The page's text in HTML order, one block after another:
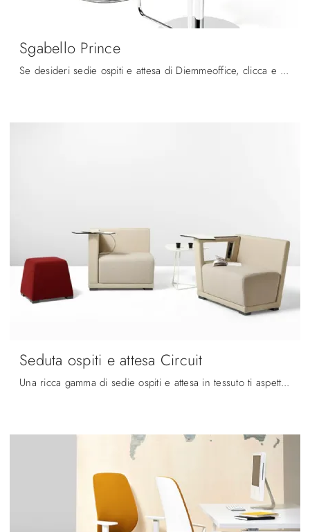
Sgabello Prince
Se desideri sedie ospiti e attesa di Diemmeoffice, clicca e scopri di più sul modello Sgabello Prince in tessuto per il tuo ufficio!
Seduta ospiti e attesa Circuit
Una ricca gamma di sedie ospiti e attesa in tessuto ti aspetta! Il modello Seduta ospiti e attesa Circuit di Diemmeoffice ti aspetta!